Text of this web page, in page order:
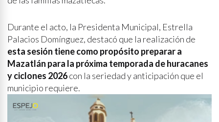
Durante el acto, la Presidenta Municipal, Estrella
Palacios Domínguez, destacó que la realización de
esta sesión tiene como propósito preparar a
Mazatlán para la próxima temporada de huracanes
y ciclones 2026con la seriedad y anticipación que el
municipio requiere.